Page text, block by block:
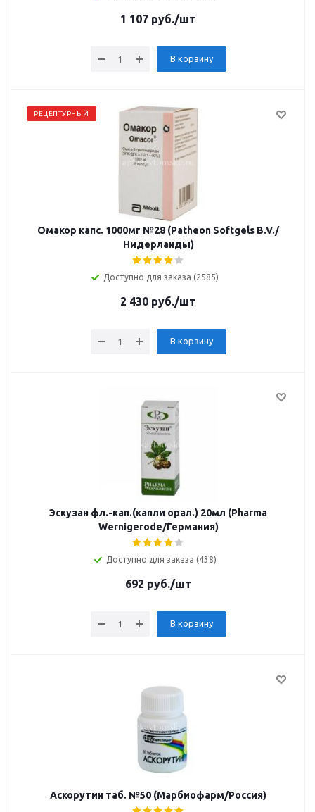
1 107 руб./шт
В корзину
РЕЦЕПТУРНЫЙ
Омакор капс. 1000мг №28 (Patheon Softgels B.V./
Нидерланды)
Доступно для заказа (2585)
2 430 руб./шт
В корзину
Эскузан фл.-кап.(капли орал.) 20мл (Pharma
Wernigerode/Германия)
Доступно для заказа (438)
692 руб./шт
В корзину
Аскорутин таб. №50 (Марбиофарм/Россия)